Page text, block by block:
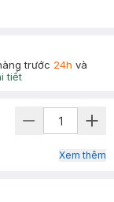
trước 24h và
tiết
Xem thêm